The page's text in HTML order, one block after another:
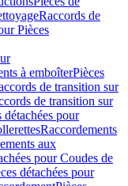
Raccords de
Pièces
à emboîterPièces
de transition sur
de transition sur
détachées pour
Raccordements
aux
pour Coudes de
détachées pour